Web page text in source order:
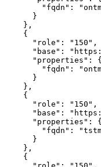
"fqdn" :
}
} ,
{
"role" : "150" ,
"base" :
"properties" :
{
"fqdn" :
}
} ,
{
"role" : "150" ,
"base" :
"properties" :
{
"fqdn" :
}
} ,
{